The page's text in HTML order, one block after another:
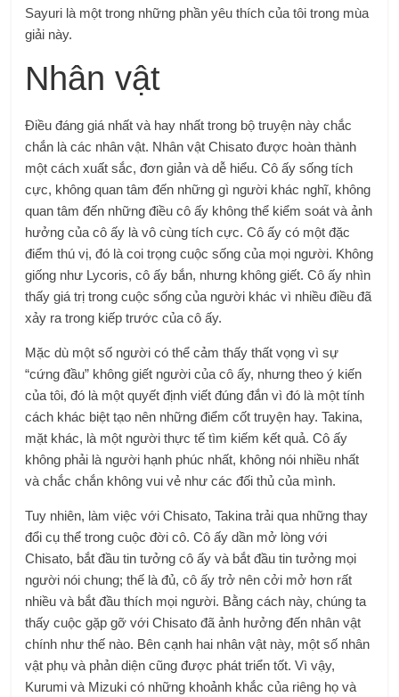
Sayuri là một trong những phần yêu thích của tôi trong mùa
giải này.
Nhân vật
Điều đáng giá nhất và hay nhất trong bộ truyện này chắc
chắn là các nhân vật. Nhân vật Chisato được hoàn thành
một cách xuất sắc, đơn giản và dễ hiểu. Cô ấy sống tích
cực, không quan tâm đến những gì người khác nghĩ, không
quan tâm đến những điều cô ấy không thể kiểm soát và ảnh
hưởng của cô ấy là vô cùng tích cực. Cô ấy có một đặc
điểm thú vị, đó là coi trọng cuộc sống của mọi người. Không
giống như Lycoris, cô ấy bắn, nhưng không giết. Cô ấy nhìn
thấy giá trị trong cuộc sống của người khác vì nhiều điều đã
xảy ra trong kiếp trước của cô ấy.
Mặc dù một số người có thể cảm thấy thất vọng vì sự
“cứng đầu” không giết người của cô ấy, nhưng theo ý kiến ​​​​
của tôi, đó là một quyết định viết đúng đắn vì đó là một tính
cách khác biệt tạo nên những điểm cốt truyện hay. Takina,
mặt khác, là một người thực tế tìm kiếm kết quả. Cô ấy
không phải là người hạnh phúc nhất, không nói nhiều nhất
và chắc chắn không vui vẻ như các đối thủ của mình.
Tuy nhiên, làm việc với Chisato, Takina trải qua những thay
đổi cụ thể trong cuộc đời cô. Cô ấy dần mở lòng với
Chisato, bắt đầu tin tưởng cô ấy và bắt đầu tin tưởng mọi
người nói chung; thế là đủ, cô ấy trở nên cởi mở hơn rất
nhiều và bắt đầu thích mọi người. Bằng cách này, chúng ta
thấy cuộc gặp gỡ với Chisato đã ảnh hưởng đến nhân vật
chính như thế nào. Bên cạnh hai nhân vật này, một số nhân
vật phụ và phản diện cũng được phát triển tốt. Vì vậy,
Kurumi và Mizuki có những khoảnh khắc của riêng họ và